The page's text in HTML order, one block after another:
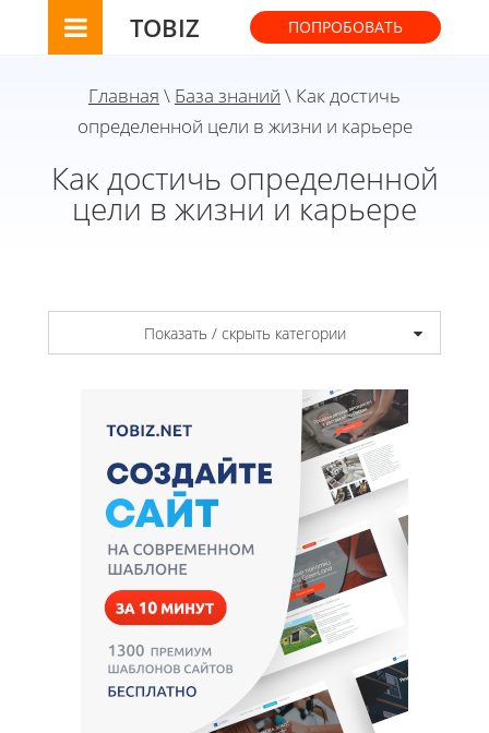
TOBIZ ПОПРОБОВАТЬ
Главная \ База знаний \ Как достичь
определенной цели в жизни и карьере
Как достичь определенной
цели в жизни и карьере
Показать / скрыть категории